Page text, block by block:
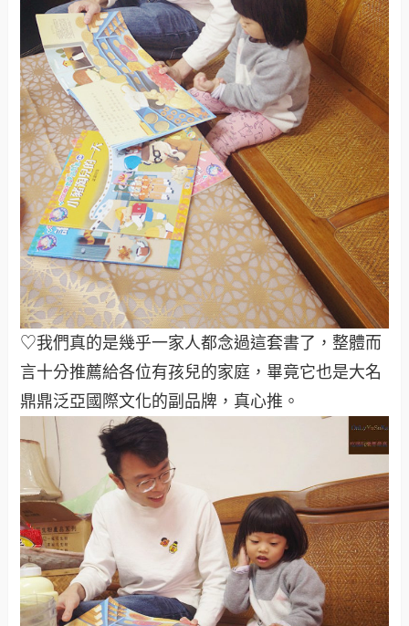
♡我們真的是幾乎一家人都念過這套書了，整體而
言十分推薦給各位有孩兒的家庭，畢竟它也是大名
鼎鼎泛亞國際文化的副品牌，真心推。